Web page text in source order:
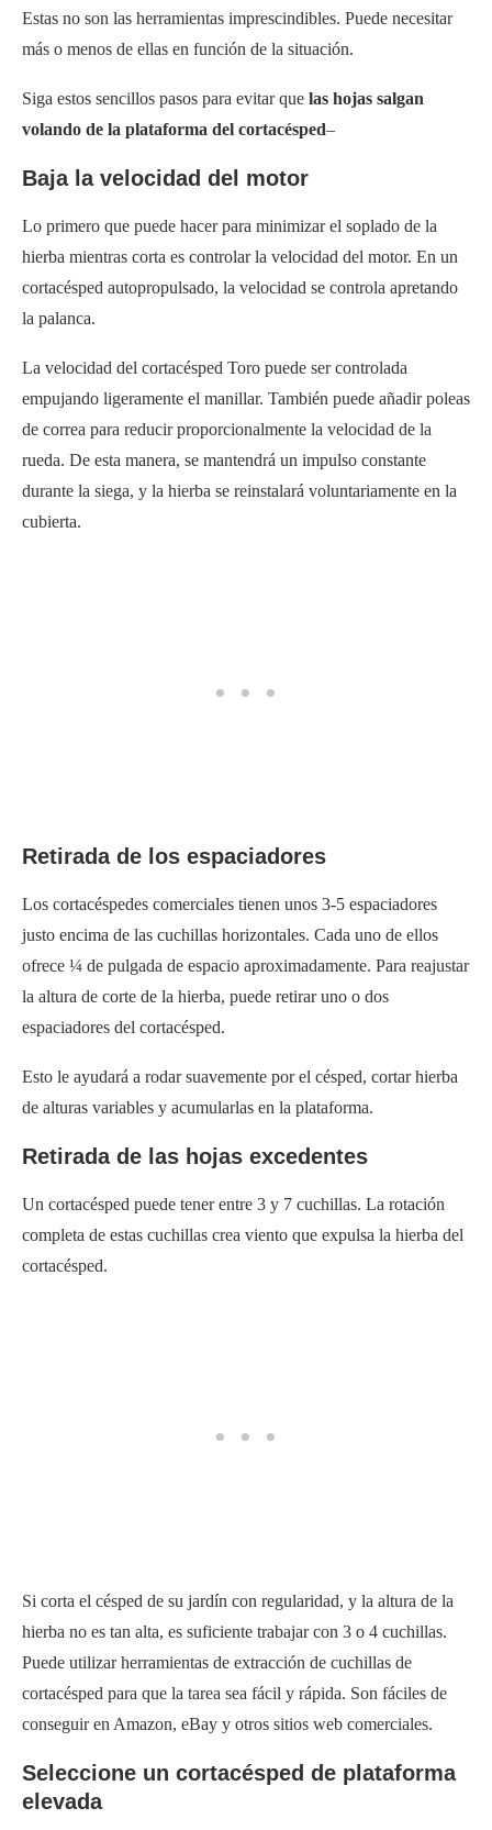
Estas no son las herramientas imprescindibles. Puede necesitar
más o menos de ellas en función de la situación.
Siga estos sencillos pasos para evitar que las hojas salgan
volando de la plataforma del cortacésped–
Baja la velocidad del motor
Lo primero que puede hacer para minimizar el soplado de la
hierba mientras corta es controlar la velocidad del motor. En un
cortacésped autopropulsado, la velocidad se controla apretando
la palanca.
La velocidad del cortacésped Toro puede ser controlada
empujando ligeramente el manillar. También puede añadir poleas
de correa para reducir proporcionalmente la velocidad de la
rueda. De esta manera, se mantendrá un impulso constante
durante la siega, y la hierba se reinstalará voluntariamente en la
cubierta.
Retirada de los espaciadores
Los cortacéspedes comerciales tienen unos 3-5 espaciadores
justo encima de las cuchillas horizontales. Cada uno de ellos
ofrece ¼ de pulgada de espacio aproximadamente. Para reajustar
la altura de corte de la hierba, puede retirar uno o dos
espaciadores del cortacésped.
Esto le ayudará a rodar suavemente por el césped, cortar hierba
de alturas variables y acumularlas en la plataforma.
Retirada de las hojas excedentes
Un cortacésped puede tener entre 3 y 7 cuchillas. La rotación
completa de estas cuchillas crea viento que expulsa la hierba del
cortacésped.
Si corta el césped de su jardín con regularidad, y la altura de la
hierba no es tan alta, es suficiente trabajar con 3 o 4 cuchillas.
Puede utilizar herramientas de extracción de cuchillas de
cortacésped para que la tarea sea fácil y rápida. Son fáciles de
conseguir en Amazon, eBay y otros sitios web comerciales.
Seleccione un cortacésped de plataforma
elevada